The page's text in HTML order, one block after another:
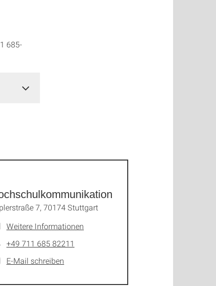
685-
7, 70174 Stuttgart
Weitere Informationen
+49 711 685 82211
E-Mail schreiben